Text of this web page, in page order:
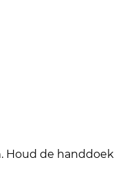
Houd de handdoek